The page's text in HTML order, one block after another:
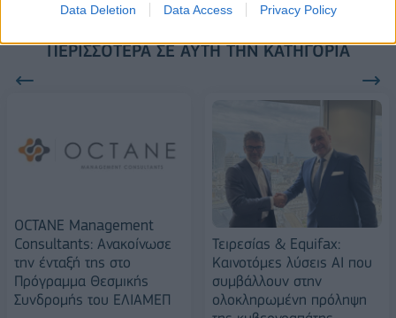
Data Deletion Data Access Privacy Policy
ΠΕΡΙΣΣΌΤΕΡΑ ΣΕ ΑΥΤΉ ΤΗΝ ΚΑΤΗΓΟΡΊΑ
OCTANE Management
Consultants: Ανακοίνωσε
την ένταξή της στο
Πρόγραμμα Θεσμικής
Συνδρομής του ΕΛΙΑΜΕΠ
Τειρεσίας & Equifax:
Καινοτόμες λύσεις ΑΙ που
συμβάλλουν στην
ολοκληρωμένη πρόληψη